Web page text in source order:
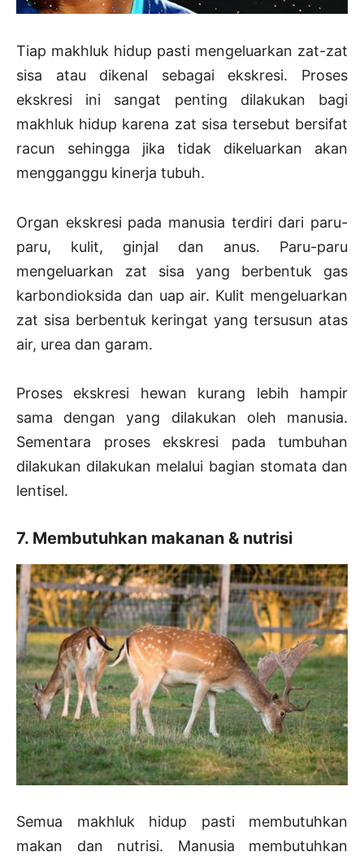
Tiap makhluk hidup pasti mengeluarkan zat-zat
sisa atau dikenal sebagai ekskresi. Proses
ekskresi ini sangat penting dilakukan bagi
makhluk hidup karena zat sisa tersebut bersifat
racun sehingga jika tidak dikeluarkan akan
mengganggu kinerja tubuh.
Organ ekskresi pada manusia terdiri dari paru-
paru, kulit, ginjal dan anus. Paru-paru
mengeluarkan zat sisa yang berbentuk gas
karbondioksida dan uap air. Kulit mengeluarkan
zat sisa berbentuk keringat yang tersusun atas
air, urea dan garam.
Proses ekskresi hewan kurang lebih hampir
sama dengan yang dilakukan oleh manusia.
Sementara proses ekskresi pada tumbuhan
dilakukan dilakukan melalui bagian stomata dan
lentisel.
7. Membutuhkan makanan & nutrisi
Semua makhluk hidup pasti membutuhkan
makan dan nutrisi. Manusia membutuhkan